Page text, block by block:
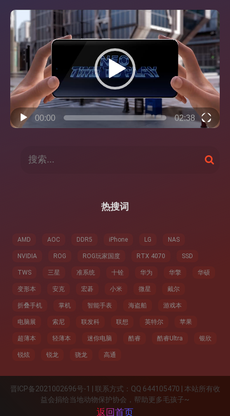
视
频
播
放
器
00:00 02:38
搜
索
热搜词
AMD AOC DDR5 iPhone LG NAS
NVIDIA ROG ROG玩家国度 RTX 4070 SSD
TWS 三星 准系统 十铨 华为 华擎 华硕
变形本 安克 宏碁 小米 微星 戴尔
折叠手机 掌机 智能手表 海盗船 游戏本
电脑展 索尼 联发科 联想 英特尔 苹果
超薄本 轻薄本 迷你电脑 酷睿 酷睿Ultra 银欣
锐炫 锐龙 骁龙 高通
晋ICP备2021002696号-1 | 联系方式：QQ 644105470 | 本站所有收
益会捐给当地动物保护协会，帮助更多毛孩子~
返回首页